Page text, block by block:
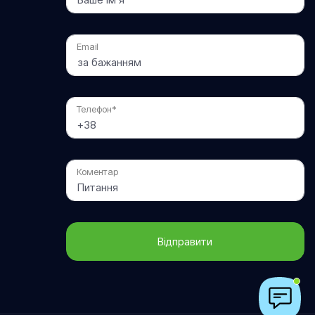
Email
Телефон*
Коментар